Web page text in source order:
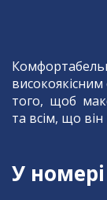
того, щоб
та всім, що
У номері